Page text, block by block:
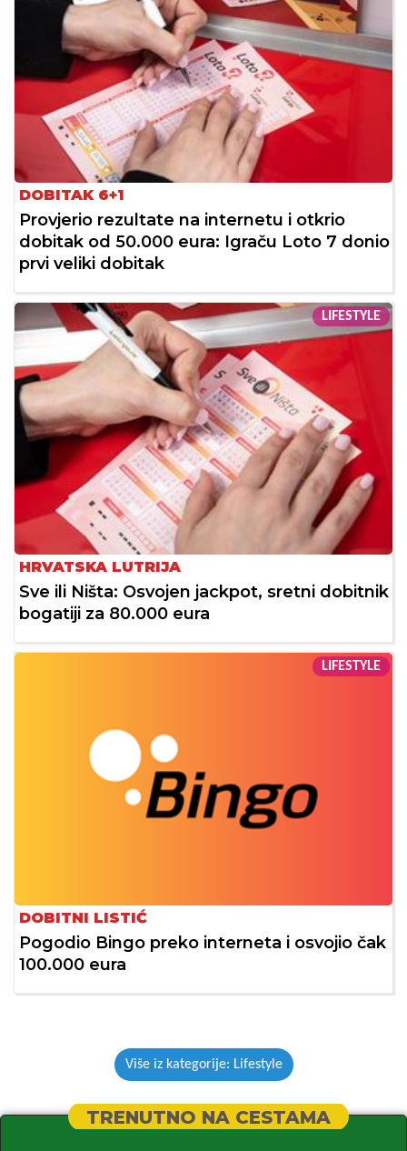
DOBITAK 6+1
Provjerio rezultate na internetu i otkrio
dobitak od 50.000 eura: Igraču Loto 7 donio
prvi veliki dobitak
LIFESTYLE
HRVATSKA LUTRIJA
Sve ili Ništa: Osvojen jackpot, sretni dobitnik
bogatiji za 80.000 eura
LIFESTYLE
DOBITNI LISTIĆ
Pogodio Bingo preko interneta i osvojio čak
100.000 eura
Više iz kategorije: Lifestyle
TRENUTNO NA CESTAMA